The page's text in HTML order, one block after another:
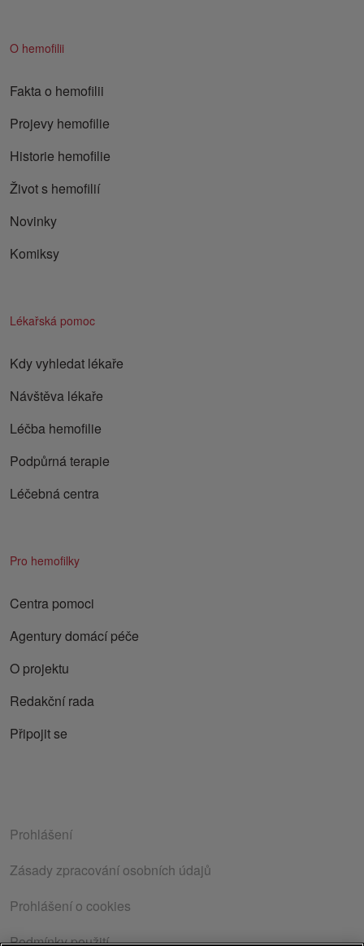
O hemofilii
Fakta o hemofilii
Projevy hemofilie
Historie hemofilie
Život s hemofilií
Novinky
Komiksy
Lékařská pomoc
Kdy vyhledat lékaře
Návštěva lékaře
Léčba hemofilie
Podpůrná terapie
Léčebná centra
Pro hemofilky
Centra pomoci
Agentury domácí péče
O projektu
Redakční rada
Připojit se
Prohlášení
Zásady zpracování osobních údajů
Prohlášení o cookies
Podmínky použití